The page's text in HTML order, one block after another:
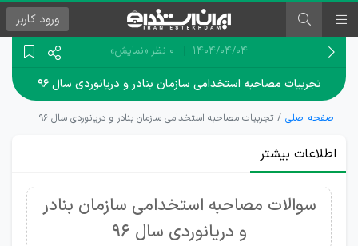
ورود کاربر
۱۴۰۴/۰۴/۰۴ 0 نظر «نمایش»
تجربیات مصاحبه استخدامی سازمان بنادر و دریانوردی سال ۹۶
صفحه اصلی تجربیات مصاحبه استخدامی سازمان بنادر و دریانوردی سال ۹۶
اطلاعات بیشتر
سوالات مصاحبه استخدامی سازمان بنادر
و دریانوردی سال 96